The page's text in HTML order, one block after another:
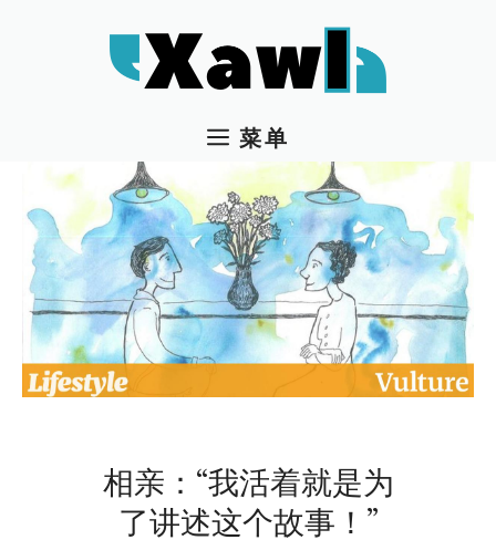
菜单
相亲：“我活着就是为
了讲述这个故事！”